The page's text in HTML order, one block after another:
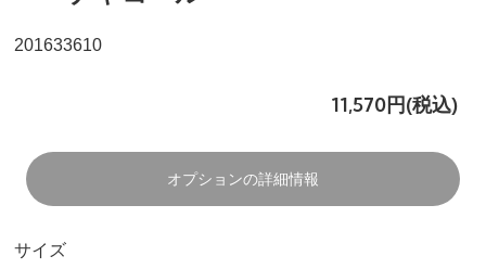
201633610
11,570円(税込)
オプションの詳細情報
サイズ